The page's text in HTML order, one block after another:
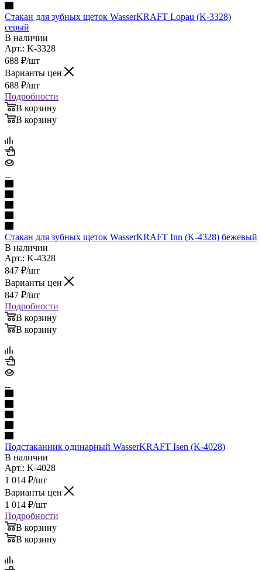
Стакан для зубных щеток WasserKRAFT Lopau (K-3328)
серый
В наличии
Арт.: K-3328
688 ₽/шт
Варианты цен
688 ₽/шт
Подробности
В корзину
В корзину
Стакан для зубных щеток WasserKRAFT Inn (K-4328) бежевый
В наличии
Арт.: K-4328
847 ₽/шт
Варианты цен
847 ₽/шт
Подробности
В корзину
В корзину
Подстаканник одинарный WasserKRAFT Isen (K-4028)
В наличии
Арт.: K-4028
1 014 ₽/шт
Варианты цен
1 014 ₽/шт
Подробности
В корзину
В корзину